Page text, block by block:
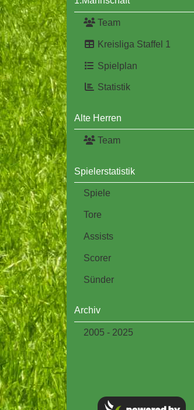
Team
Kreisliga Staffel 1
Spielplan
Statistik
Alte Herren
Team
Spielerstatistik
Spiele
Tore
Assists
Scorer
Sünder
Archiv
2005 - 2025